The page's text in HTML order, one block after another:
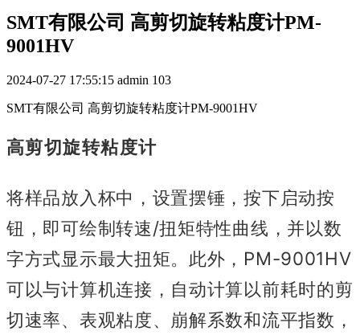
SMT有限公司 高剪切旋转粘度计PM-
9001HV
2024-07-27 17:55:15 admin 103
SMT有限公司 高剪切旋转粘度计PM-9001HV
高剪切旋转粘度计
将样品放入杯中，设置摆锤，按下启动按
钮，即可绘制转速/扭矩特性曲线，并以数
字方式显示最大扭矩。 此外，PM-9001HV
可以与计算机连接，自动计算以前耗时的剪
切速率、表观粘度、崩解系数和流平指数，